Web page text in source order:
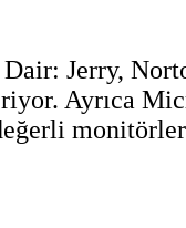
Jerry,
Ayrıca